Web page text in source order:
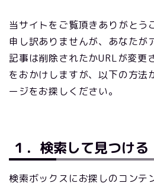
当サイトをご覧頂きありがとう
申し訳ありませんが、あなたが
記事は削除されたかURLが変更
をおかけしますが、以下の方法
ージをお探しください。
１．検索して見つける
検索ボックスにお探しのコンテ